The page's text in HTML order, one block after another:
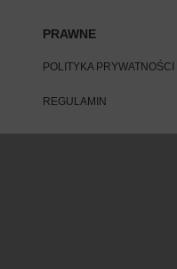
PRAWNE
POLITYKA PRYWATNOŚCI
REGULAMIN